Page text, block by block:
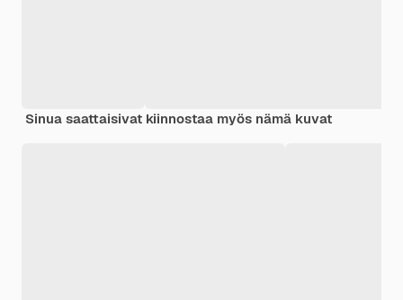
Sinua saattaisivat kiinnostaa myös nämä kuvat